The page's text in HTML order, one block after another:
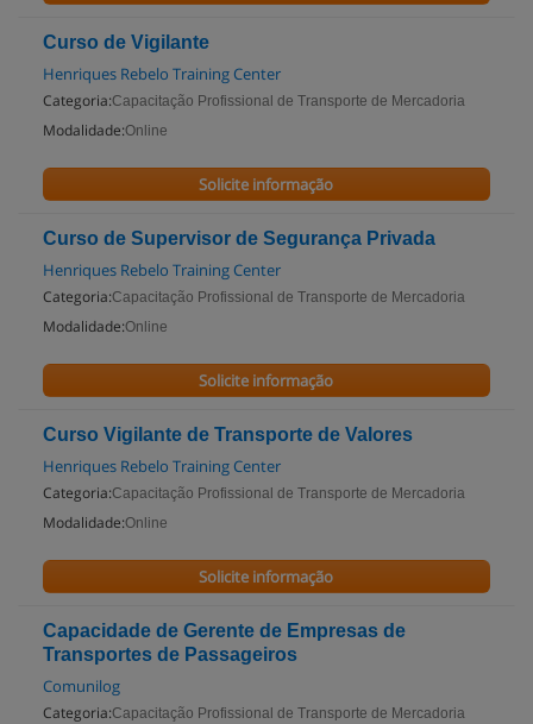
Curso de Vigilante
Henriques Rebelo Training Center
Categoria:Capacitação Profissional de Transporte de Mercadoria
Modalidade:Online
Solicite informação
Curso de Supervisor de Segurança Privada
Henriques Rebelo Training Center
Categoria:Capacitação Profissional de Transporte de Mercadoria
Modalidade:Online
Solicite informação
Curso Vigilante de Transporte de Valores
Henriques Rebelo Training Center
Categoria:Capacitação Profissional de Transporte de Mercadoria
Modalidade:Online
Solicite informação
Capacidade de Gerente de Empresas de
Transportes de Passageiros
Comunilog
Categoria:Capacitação Profissional de Transporte de Mercadoria